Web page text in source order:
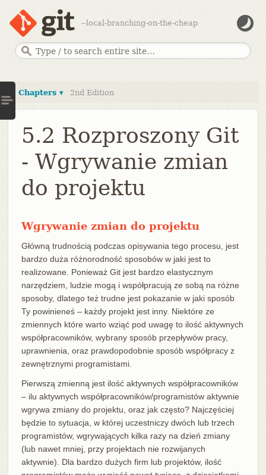
--local-branching-on-the-cheap
Chapters ▾ 2nd Edition
5.2 Rozproszony Git
- Wgrywanie zmian
do projektu
Wgrywanie zmian do projektu
Główną trudnością podczas opisywania tego procesu, jest
bardzo duża różnorodność sposobów w jaki jest to
realizowane. Ponieważ Git jest bardzo elastycznym
narzędziem, ludzie mogą i współpracują ze sobą na różne
sposoby, dlatego też trudne jest pokazanie w jaki sposób
Ty powinieneś – każdy projekt jest inny. Niektóre ze
zmiennych które warto wziąć pod uwagę to ilość aktywnych
współpracowników, wybrany sposób przepływów pracy,
uprawnienia, oraz prawdopodobnie sposób współpracy z
zewnętrznymi programistami.
Pierwszą zmienną jest ilość aktywnych współpracowników
– ilu aktywnych współpracowników/programistów aktywnie
wgrywa zmiany do projektu, oraz jak często? Najczęściej
będzie to sytuacja, w której uczestniczy dwóch lub trzech
programistów, wgrywających kilka razy na dzień zmiany
(lub nawet mniej, przy projektach nie rozwijanych
aktywnie). Dla bardzo dużych firm lub projektów, ilość